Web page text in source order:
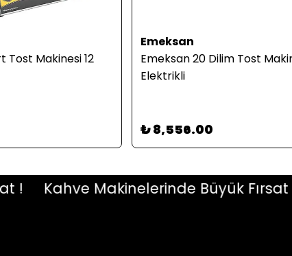
Tost Makinesi 12
Emeksan
Emeksan 20 Dilim Tost
Elektrikli
₺ 8,556.00
Kahve Makinelerinde Büyük Fırsat !